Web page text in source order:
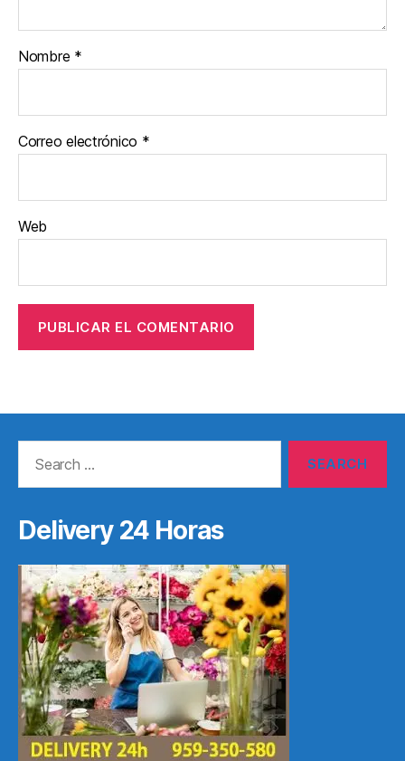
Nombre *
Correo electrónico *
Web
Delivery 24 Horas